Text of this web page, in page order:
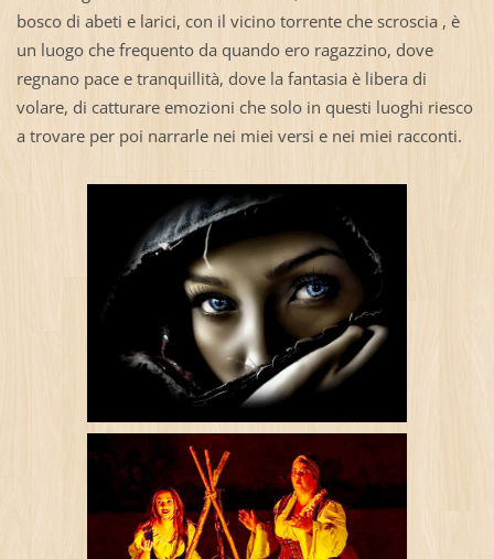
bosco di abeti e larici, con il vicino torrente che scroscia , è
un luogo che frequento da quando ero ragazzino, dove
regnano pace e tranquillità, dove la fantasia è libera di
volare, di catturare emozioni che solo in questi luoghi riesco
a trovare per poi narrarle nei miei versi e nei miei racconti.